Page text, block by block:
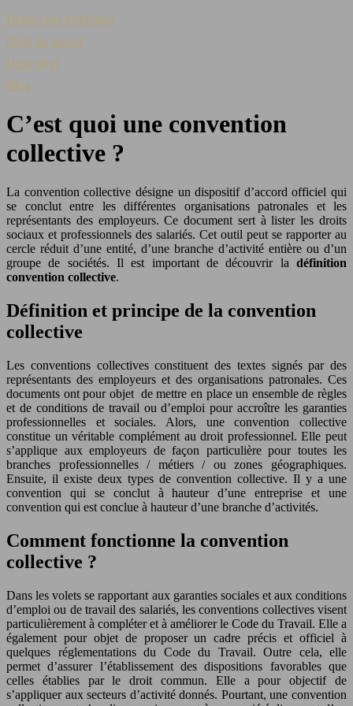
Démarches juridiques
Droit du travail
Droit privé
Blog
C’est quoi une convention
collective ?
La convention collective désigne un dispositif d’accord officiel qui
se conclut entre les différentes organisations patronales et les
représentants des employeurs. Ce document sert à lister les droits
sociaux et professionnels des salariés. Cet outil peut se rapporter au
cercle réduit d’une entité, d’une branche d’activité entière ou d’un
groupe de sociétés. Il est important de découvrir la définition
convention collective.
Définition et principe de la convention
collective
Les conventions collectives constituent des textes signés par des
représentants des employeurs et des organisations patronales. Ces
documents ont pour objet de mettre en place un ensemble de règles
et de conditions de travail ou d’emploi pour accroître les garanties
professionnelles et sociales. Alors, une convention collective
constitue un véritable complément au droit professionnel. Elle peut
s’applique aux employeurs de façon particulière pour toutes les
branches professionnelles / métiers / ou zones géographiques.
Ensuite, il existe deux types de convention collective. Il y a une
convention qui se conclut à hauteur d’une entreprise et une
convention qui est conclue à hauteur d’une branche d’activités.
Comment fonctionne la convention
collective ?
Dans les volets se rapportant aux garanties sociales et aux conditions
d’emploi ou de travail des salariés, les conventions collectives visent
particulièrement à compléter et à améliorer le Code du Travail. Elle a
également pour objet de proposer un cadre précis et officiel à
quelques réglementations du Code du Travail. Outre cela, elle
permet d’assurer l’établissement des dispositions favorables que
celles établies par le droit commun. Elle a pour objectif de
s’appliquer aux secteurs d’activité donnés. Pourtant, une convention